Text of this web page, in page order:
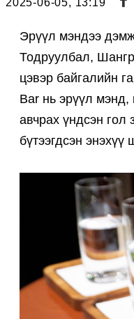
Эрүүл мэндээ
Тодруулбал,
цэвэр байгалийн
Bar нь эрүүл мэнд,
авчрах үндсэн гол
бүтээгдсэн